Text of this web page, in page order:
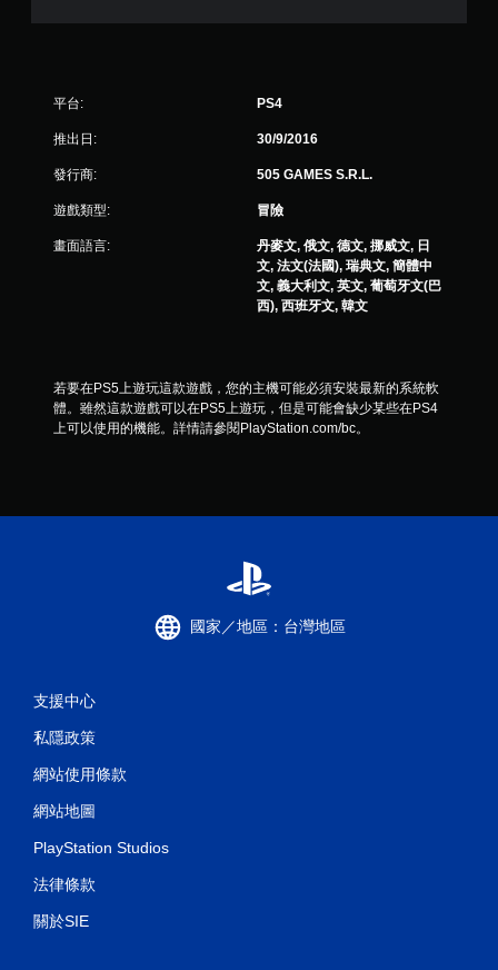
平台: PS4
推出日: 30/9/2016
發行商: 505 GAMES S.R.L.
遊戲類型: 冒險
畫面語言:
丹麥文, 俄文, 德文, 挪威文, 日
文, 法文(法國), 瑞典文, 簡體中
文, 義大利文, 英文, 葡萄牙文(巴
西), 西班牙文, 韓文
若要在PS5上遊玩這款遊戲，您的主機可能必須安裝最新的系統軟
體。雖然這款遊戲可以在PS5上遊玩，但是可能會缺少某些在PS4
上可以使用的機能。詳情請參閱PlayStation.com/bc。
國家／地區：台灣地區
支援中心
私隱政策
網站使用條款
網站地圖
PlayStation Studios
法律條款
關於SIE